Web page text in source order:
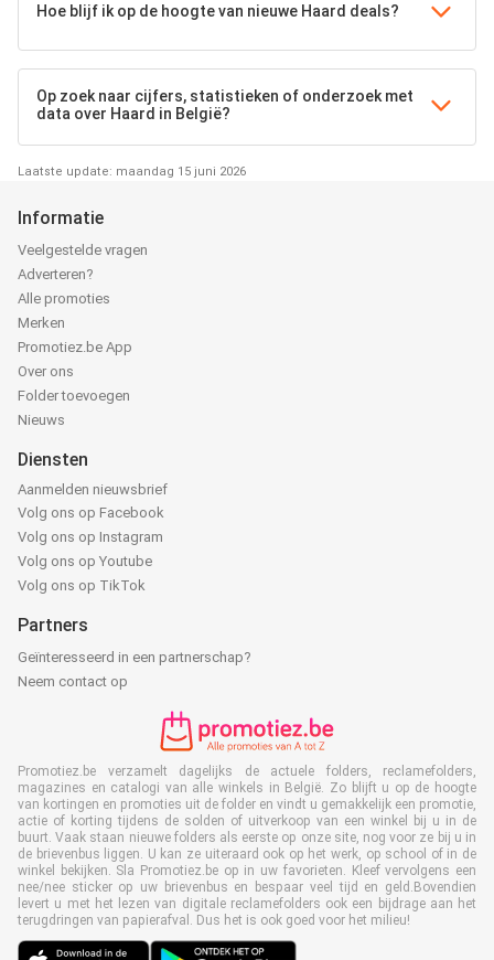
Hoe blijf ik op de hoogte van nieuwe Haard deals?
Op zoek naar cijfers, statistieken of onderzoek met
data over Haard in België?
Laatste update: maandag 15 juni 2026
Informatie
Veelgestelde vragen
Adverteren?
Alle promoties
Merken
Promotiez.be App
Over ons
Folder toevoegen
Nieuws
Diensten
Aanmelden nieuwsbrief
Volg ons op Facebook
Volg ons op Instagram
Volg ons op Youtube
Volg ons op TikTok
Partners
Geïnteresseerd in een partnerschap?
Neem contact op
Promotiez.be verzamelt dagelijks de actuele folders, reclamefolders,
magazines en catalogi van alle winkels in België. Zo blijft u op de hoogte
van kortingen en promoties uit de folder en vindt u gemakkelijk een promotie,
actie of korting tijdens de solden of uitverkoop van een winkel bij u in de
buurt. Vaak staan nieuwe folders als eerste op onze site, nog voor ze bij u in
de brievenbus liggen. U kan ze uiteraard ook op het werk, op school of in de
winkel bekijken. Sla Promotiez.be op in uw favorieten. Kleef vervolgens een
nee/nee sticker op uw brievenbus en bespaar veel tijd en geld.Bovendien
levert u met het lezen van digitale reclamefolders ook een bijdrage aan het
terugdringen van papierafval. Dus het is ook goed voor het milieu!